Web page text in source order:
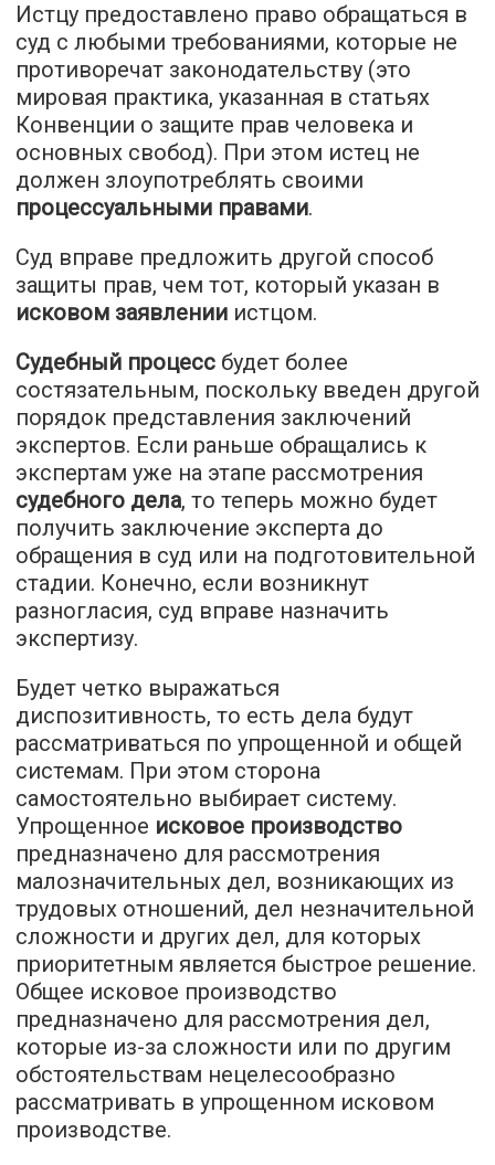
Истцу предоставлено право обращаться в
суд с любыми требованиями, которые не
противоречат законодательству (это
мировая практика, указанная в статьях
Конвенции о защите прав человека и
основных свобод). При этом истец не
должен злоупотреблять своими
процессуальными правами.
Суд вправе предложить другой способ
защиты прав, чем тот, который указан в
исковом заявлении истцом.
Судебный процесс будет более
состязательным, поскольку введен другой
порядок представления заключений
экспертов. Если раньше обращались к
экспертам уже на этапе рассмотрения
судебного дела, то теперь можно будет
получить заключение эксперта до
обращения в суд или на подготовительной
стадии. Конечно, если возникнут
разногласия, суд вправе назначить
экспертизу.
Будет четко выражаться
диспозитивность, то есть дела будут
рассматриваться по упрощенной и общей
системам. При этом сторона
самостоятельно выбирает систему.
Упрощенное исковое производство
предназначено для рассмотрения
малозначительных дел, возникающих из
трудовых отношений, дел незначительной
сложности и других дел, для которых
приоритетным является быстрое решение.
Общее исковое производство
предназначено для рассмотрения дел,
которые из-за сложности или по другим
обстоятельствам нецелесообразно
рассматривать в упрощенном исковом
производстве.